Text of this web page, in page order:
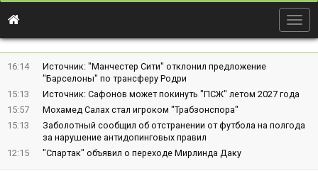
16:14
Источник: "Манчестер Сити" отклонил предложение
"Барселоны" по трансферу Родри
15:13
Источник: Сафонов может покинуть "ПСЖ" летом 2027 года
15:57
Мохамед Салах стал игроком "Трабзонспора"
15:13
Заболотный сообщил об отстранении от футбола на полгода
за нарушение антидопинговых правил
12:15
"Спартак" объявил о переходе Мирлинда Даку